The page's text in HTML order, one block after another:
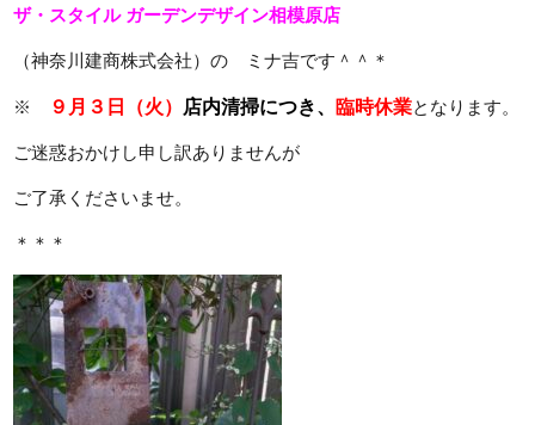
ザ・スタイル ガーデンデザイン相模原店
（神奈川建商株式会社）の ミナ吉です＾＾＊
※ ９月３日（火） 店内清掃につき、 臨時休業となります。
ご迷惑おかけし申し訳ありませんが
ご了承くださいませ。
＊＊＊